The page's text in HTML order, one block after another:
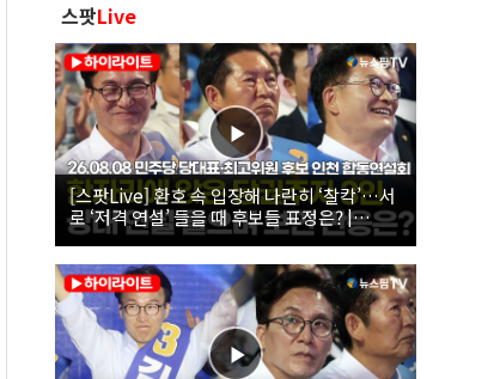
스팟Live
[스팟Live] 환호 속 입장해 나란히 ‘찰칵’…서
로 ‘저격 연설’ 들을 때 후보들 표정은? |
26.08.08 더불어민주당 당대표·최고위원 후
보 인천 합동연설회